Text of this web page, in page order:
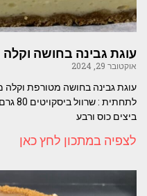
עוגת גבינה בחושה וקלה
אוקטובר 29, 2024
עוגת גבינה בחושה מטורפת וקלה
ביצים כוס ורבע
לצפיה במתכון לחץ כאן